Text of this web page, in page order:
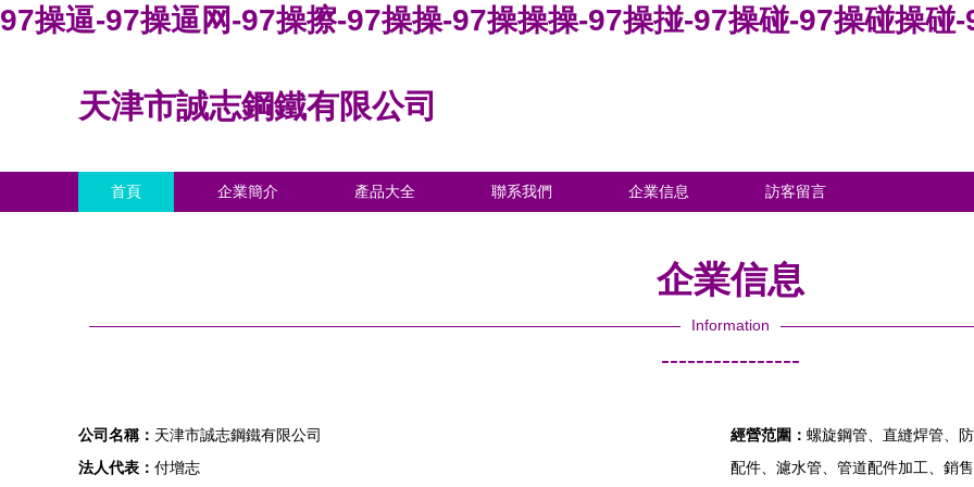
97操逼-97操逼网-97操擦-97操操-97操操操-97操掽-97操碰-97操碰操碰
天津市誠志鋼鐵有限公司
首頁 企業簡介 產品大全 聯系我們 企業信息 訪客留言
企業信息
Information
----------------
公司名稱： 天津市誠志鋼鐵有限公司
法人代表： 付增志
經營范圍： 螺旋鋼管、直縫焊管、
配件、濾水管、管道配件加工、銷